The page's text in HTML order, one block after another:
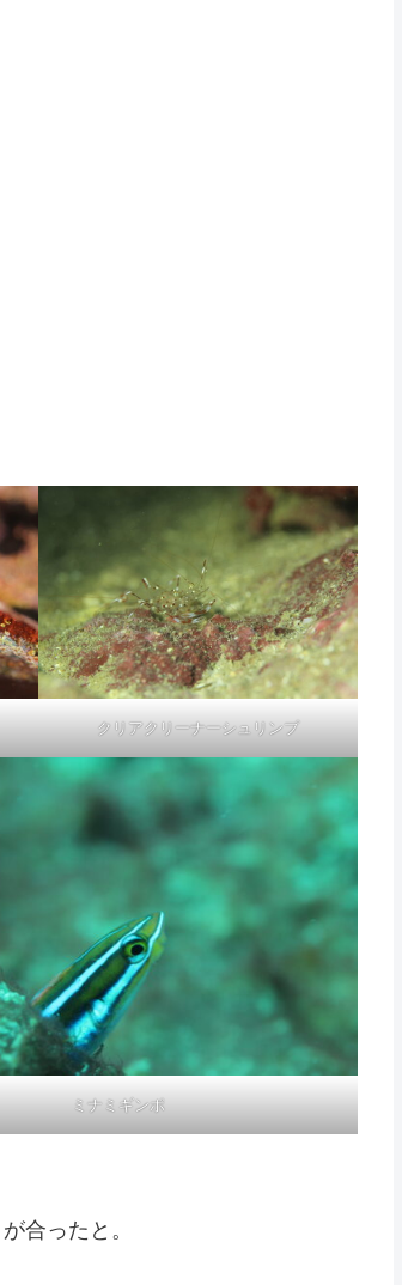
クリアクリーナーシュリンプ
ミナミギンポ
合ったと。